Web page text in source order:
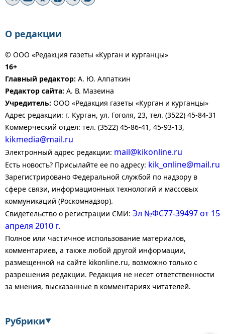
О редакции
© ООО «Редакция газеты «Курган и курганцы»
16+
Главный редактор: А. Ю. Алпаткин
Редактор сайта: А. В. Мазеина
Учредитель: ООО «Редакция газеты «Курган и курганцы»
Адрес редакции: г. Курган, ул. Гоголя, 23, тел. (3522) 45-84-31
Коммерческий отдел: тел. (3522) 45-86-41, 45-93-13,
kikmedia@mail.ru
Электронный адрес редакции: mail@kikonline.ru
Есть новость? Присылайте ее по адресу: kik_online@mail.ru
Зарегистрировано Федеральной службой по надзору в
сфере связи, информационных технологий и массовых
коммуникаций (Роскомнадзор).
Свидетельство о регистрации СМИ: Эл №ФС77-39497 от 15
апреля 2010 г.
Полное или частичное использование материалов,
комментариев, а также любой другой информации,
размещенной на сайте kikonline.ru, возможно только с
разрешения редакции. Редакция не несет ответственности
за мнения, высказанные в комментариях читателей.
Рубрики▼